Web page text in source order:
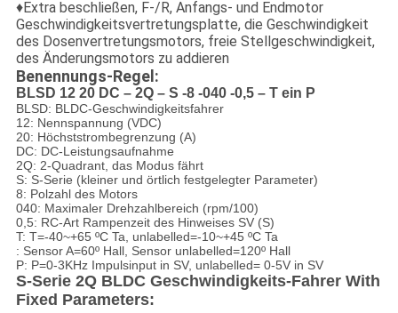
♦Extra beschließen, F-/R, Anfangs- und Endmotor
Geschwindigkeitsvertretungsplatte, die Geschwindigkeit
des Dosenvertretungsmotors, freie Stellgeschwindigkeit,
des Änderungsmotors zu addieren
Benennungs-Regel:
BLSD 12 20 DC – 2Q – S -8 -040 -0,5 – T ein P
BLSD: BLDC-Geschwindigkeitsfahrer
12: Nennspannung (VDC)
20: Höchststrombegrenzung (A)
DC: DC-Leistungsaufnahme
2Q: 2-Quadrant, das Modus fährt
S: S-Serie (kleiner und örtlich festgelegter Parameter)
8: Polzahl des Motors
040: Maximaler Drehzahlbereich (rpm/100)
0,5: RC-Art Rampenzeit des Hinweises SV (S)
T: T=-40~+65 ºC Ta, unlabelled=-10~+45 ºC Ta
: Sensor A=60º Hall, Sensor unlabelled=120º Hall
P: P=0-3KHz Impulsinput in SV, unlabelled= 0-5V in SV
S-Serie 2Q BLDC Geschwindigkeits-Fahrer With
Fixed Parameters: